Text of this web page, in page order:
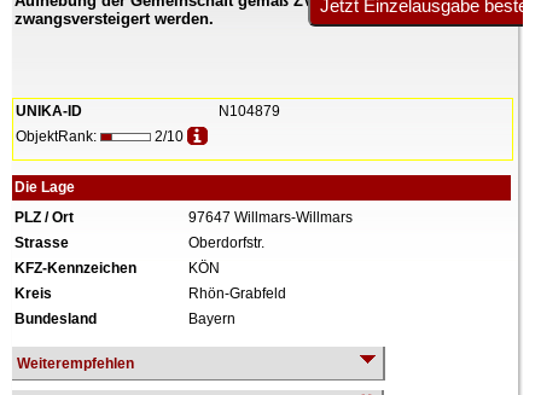
nach Amtsgericht
zwangsversteigert werden.
UNIKA-ID
N104879
ObjektRank:
2/10
Die Lage
PLZ / Ort
97647 Willmars-Willmars
Strasse
Oberdorfstr.
KFZ-Kennzeichen
KÖN
Kreis
Rhön-Grabfeld
Bundesland
Bayern
Weiterempfehlen